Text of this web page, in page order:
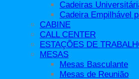
Cadeiras
Cadeira Empilhável
CABINE
CALL CENTER
ESTAÇÕES DE
MESAS
Mesas Basculante
Mesas de Reunião
Móveis de Aço
Armários de Aço
Arquivos de Aço
Estantes de Aço
Mapotecas de Aço
Roupeiros de Aço
Roupeiros Insalubre
Móveis Escolares